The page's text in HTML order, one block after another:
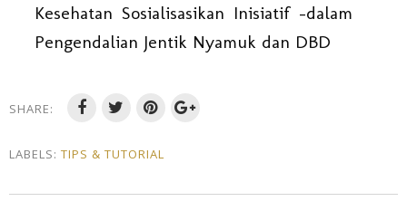
Kesehatan Sosialisasikan Inisiatif -dalam
Pengendalian Jentik Nyamuk dan DBD
SHARE:
LABELS: TIPS & TUTORIAL